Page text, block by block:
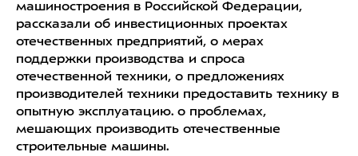
машиностроения в Российской Федерации,
рассказали об инвестиционных проектах
отечественных предприятий, о мерах
поддержки производства и спроса
отечественной техники, о предложениях
производителей техники предоставить технику в
опытную эксплуатацию. о проблемах,
мешающих производить отечественные
строительные машины.